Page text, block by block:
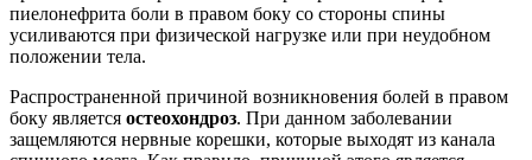
пиелонефрита боли в правом боку со стороны спины
усиливаются при физической нагрузке или при неудобном
положении тела.
Распространенной причиной возникновения болей в правом
боку является остеохондроз. При данном заболевании
защемляются нервные корешки, которые выходят из канала